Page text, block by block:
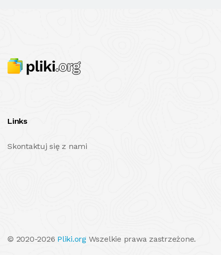
Links
Skontaktuj się z nami
© 2020-2026 Pliki.orgWszelkie prawa zastrzeżone.